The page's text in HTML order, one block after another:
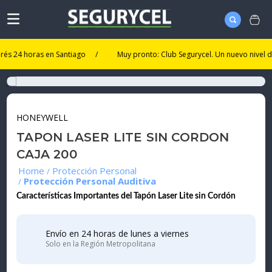
horas en Santiago / Muy pronto: Club Segurycel. Un nuevo nivel de
HONEYWELL
TAPON LASER LITE SIN CORDON
CAJA 200
Protección Personal
Protección Personal Auditiva
Características Importantes del Tapón Laser Lite sin Cordón
Envío en 24 horas de lunes a viernes
Solo en la Región Metropolitana